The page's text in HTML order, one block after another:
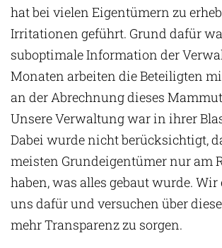
hat bei vielen Eigentümern zu
Irritationen geführt. Grund dafür
suboptimale Information der
Monaten arbeiten die Beteiligten
an der Abrechnung dieses
Unsere Verwaltung war in ihrer
Dabei wurde nicht berücksichtigt,
meisten Grundeigentümer nur am
haben, was alles gebaut wurde.
uns dafür und versuchen über
mehr Transparenz zu sorgen.